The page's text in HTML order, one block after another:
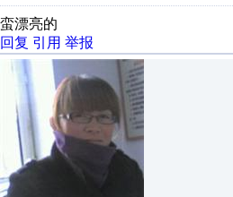
蛮漂亮的
回复 引用 举报